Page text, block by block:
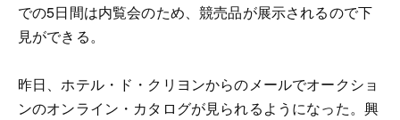
での5日間は内覧会のため、競売品が展示されるので下
見ができる。
昨日、ホテル・ド・クリヨンからのメールでオークショ
ンのオンライン・カタログが見られるようになった。興